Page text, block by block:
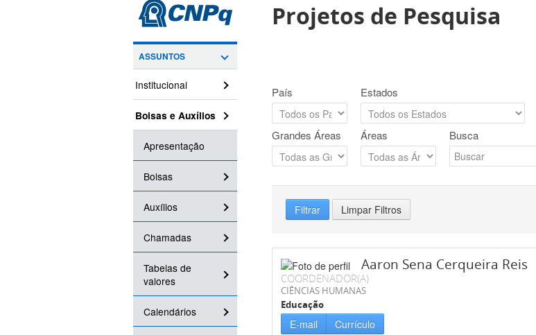
ASSUNTOS
Institucional
Bolsas e Auxílios
Apresentação
Bolsas
Auxílios
Chamadas
Tabelas de
valores
Calendários
Projetos de Pesquisa
País Estados
Grandes Áreas Áreas Busca
Filtrar Limpar Filtros
Aaron Sena Cerqueira Reis
COORDENADOR(A)
CIÊNCIAS HUMANAS
Educação
E-mail Currículo